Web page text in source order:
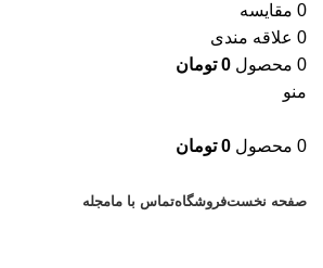
0 مقایسه
0 علاقه مندی
0 محصول 0 تومان
منو
0 محصول 0 تومان
صفحه نخستفروشگاهتماس با مامجله